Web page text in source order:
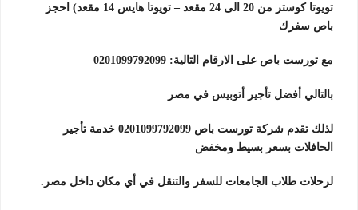
تويوتا كوستر من 20 الى 24 مقعد – تويوتا هايس 14 مقعد) احجز
باص سفرك
مع تورست باص على الارقام التالية: 0201099792099
بالتالي أفضل تأجير أتوبيس في مصر
لذلك تقدم شركة تورست باص 0201099792099 خدمة تأجير
الحافلات بسعر بسيط ومخفض
لرحلات طلاب الجامعات للسفر والتنقل في أي مكان داخل مصر.